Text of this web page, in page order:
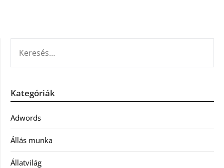
Kategóriák
Adwords
Állás munka
Állatvilág